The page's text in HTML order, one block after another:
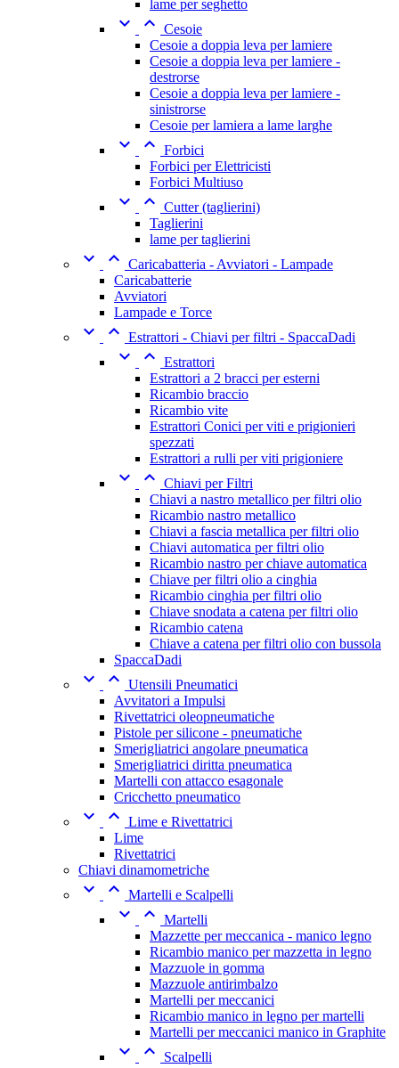
lame per seghetto
  Cesoie
Cesoie a doppia leva per lamiere
Cesoie a doppia leva per lamiere -
destrorse
Cesoie a doppia leva per lamiere -
sinistrorse
Cesoie per lamiera a lame larghe
  Forbici
Forbici per Elettricisti
Forbici Multiuso
  Cutter (taglierini)
Taglierini
lame per taglierini
  Caricabatteria - Avviatori - Lampade
Caricabatterie
Avviatori
Lampade e Torce
  Estrattori - Chiavi per filtri - SpaccaDadi
  Estrattori
Estrattori a 2 bracci per esterni
Ricambio braccio
Ricambio vite
Estrattori Conici per viti e prigionieri
spezzati
Estrattori a rulli per viti prigioniere
  Chiavi per Filtri
Chiavi a nastro metallico per filtri olio
Ricambio nastro metallico
Chiavi a fascia metallica per filtri olio
Chiavi automatica per filtri olio
Ricambio nastro per chiave automatica
Chiave per filtri olio a cinghia
Ricambio cinghia per filtri olio
Chiave snodata a catena per filtri olio
Ricambio catena
Chiave a catena per filtri olio con bussola
SpaccaDadi
  Utensili Pneumatici
Avvitatori a Impulsi
Rivettatrici oleopneumatiche
Pistole per silicone - pneumatiche
Smerigliatrici angolare pneumatica
Smerigliatrici diritta pneumatica
Martelli con attacco esagonale
Cricchetto pneumatico
  Lime e Rivettatrici
Lime
Rivettatrici
Chiavi dinamometriche
  Martelli e Scalpelli
  Martelli
Mazzette per meccanica - manico legno
Ricambio manico per mazzetta in legno
Mazzuole in gomma
Mazzuole antirimbalzo
Martelli per meccanici
Ricambio manico in legno per martelli
Martelli per meccanici manico in Graphite
 
Scalpelli